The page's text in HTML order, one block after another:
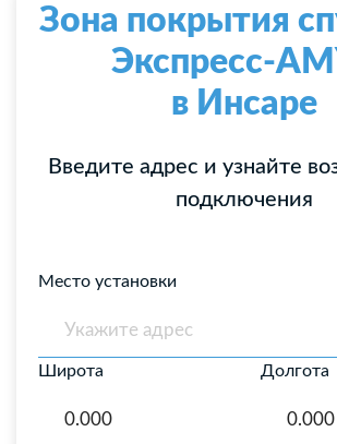
Зона покрытия
Экспресс-
в Инсаре
Введите адрес и узнайте
подключения
Место установки
Широта Долгота